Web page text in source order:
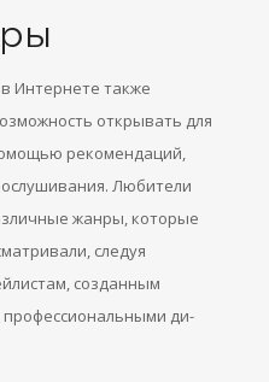
Интернете также
открывать для
рекомендаций,
Любители
жанры, которые
следуя
созданным
профессиональными ди-